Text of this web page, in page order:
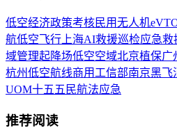
低空经济政策考核民用无人机
航低空飞行上海AI救援巡检应急救
域管理起降场低空空域北京植保广
杭州低空航线商用工信部南京黑飞
UOM十五五 民航法应急
推荐阅读